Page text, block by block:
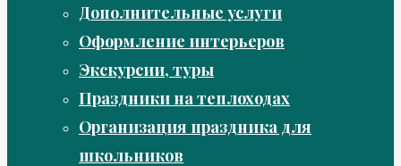
Дополнительные услуги
Оформление интерьеров
Экскурсии, туры
Праздники на теплоходах
Организация праздника для
школьников